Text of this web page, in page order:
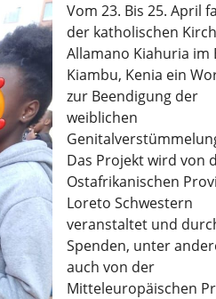
Vom 23. Bis 25. April
der katholischen
Allamano Kiahuria im
Kiambu, Kenia ein
zur Beendigung der
weiblichen
Das Projekt wird von
Ostafrikanischen
Loreto Schwestern
veranstaltet und
Spenden, unter
auch von der
Mitteleuropäischen